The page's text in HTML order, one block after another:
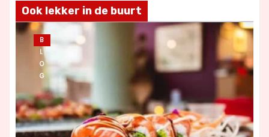
Ook lekker in de buurt
B
L
O
G